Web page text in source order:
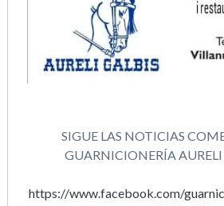
SIGUE LAS NOTICIAS
GUARNICIONERÍA AURELI
https://www.facebook.com/